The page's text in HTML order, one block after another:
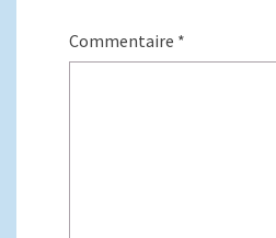
Commentaire *